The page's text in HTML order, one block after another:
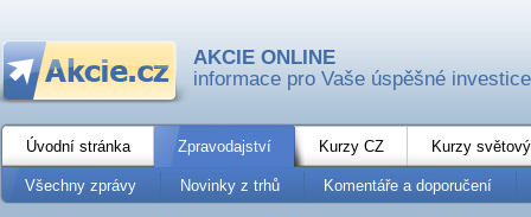
AKCIE ONLINE
informace pro Vaše úspěšné investice
Úvodní stránka Zpravodajství Kurzy CZ Kurzy
Všechny zprávy Novinky z trhů Komentáře a doporučení